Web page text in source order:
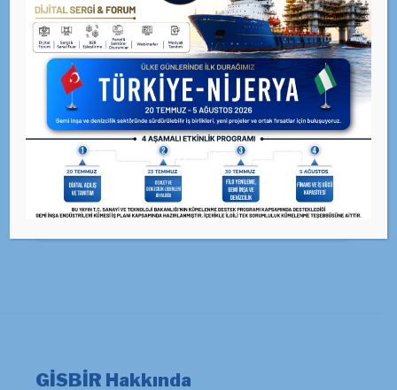
twitterbird TWEET
GİSBİR · X (Twitter)
Güncel duyuru ve haberler için resmi X hesabımızı
takip edin.
@GISBIR — Takip Et
GİSBİR Hakkında